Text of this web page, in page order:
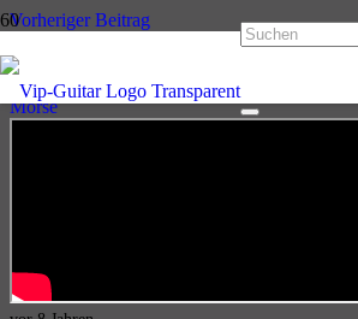
Vorheriger Beitrag
Like a Rolling Stone – Bob Dylan / John
Nächster Beitrag
Black Night – Deep Purple – Solotipps
Morse